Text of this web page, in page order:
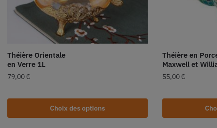
Théière Orientale
en Verre 1L
79,00 €
Choix des options
Théière en
Maxwell et
55,00 €